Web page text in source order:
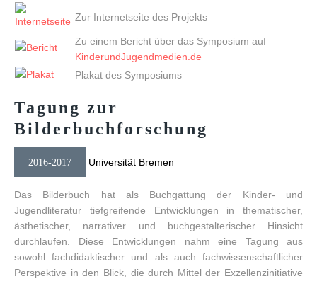
Zur Internetseite des Projekts
Zu einem Bericht über das Symposium auf
KinderundJugendmedien.de
Plakat des Symposiums
Tagung zur
Bilderbuchforschung
2016-2017 Universität Bremen
Das Bilderbuch hat als Buchgattung der Kinder- und
Jugendliteratur tiefgreifende Entwicklungen in thematischer,
ästhetischer, narrativer und buchgestalterischer Hinsicht
durchlaufen. Diese Entwicklungen nahm eine Tagung aus
sowohl fachdidaktischer und als auch fachwissenschaftlicher
Perspektive in den Blick, die durch Mittel der Exzellenzinitiative